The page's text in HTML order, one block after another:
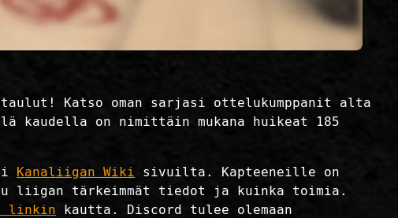
Katso oman sarjasi ottelukumppanit alta
kaudella on nimittäin mukana huikeat 185
Kanaliigan Wiki sivuilta. Kapteeneille on
liigan tärkeimmät tiedot ja kuinka toimia.
linkin kautta. Discord tulee olemaan